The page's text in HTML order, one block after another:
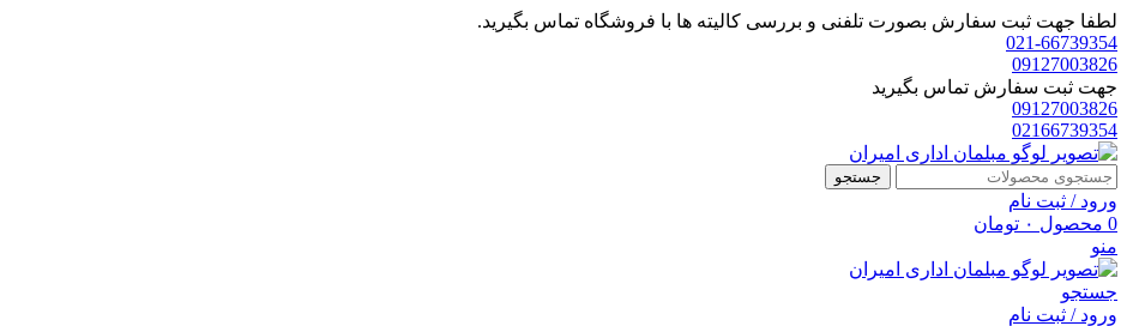
لطفا جهت ثبت سفارش بصورت تلفنی و بررسی کالیته ها با فروشگاه تماس بگیرید.
021-66739354
09127003826
جهت ثبت سفارش تماس بگیرید
09127003826
02166739354
جستجو
ورود / ثبت نام
0 محصول ۰ تومان
منو
جستجو
ورود / ثبت نام